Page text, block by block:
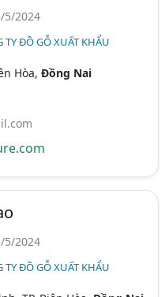
5/2024
TY ĐỒ GỖ XUẤT KHẨU
Hòa,Đồng Nai
5/2024
TY ĐỒ GỖ XUẤT KHẨU